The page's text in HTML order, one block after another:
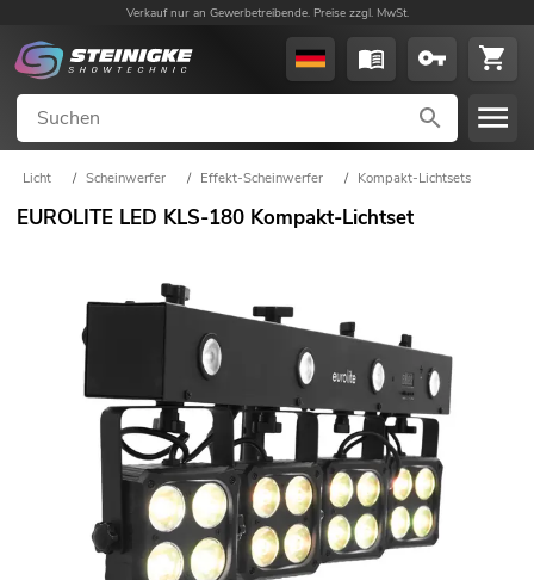
Verkauf nur an Gewerbetreibende. Preise zzgl. MwSt.
Licht / Scheinwerfer / Effekt-Scheinwerfer / Kompakt-Lichtsets
EUROLITE LED KLS-180 Kompakt-Lichtset